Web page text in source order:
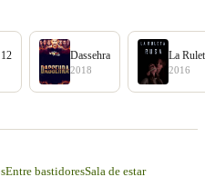
Dassehra
2018
La
2016
Entre bastidoresSala de estar